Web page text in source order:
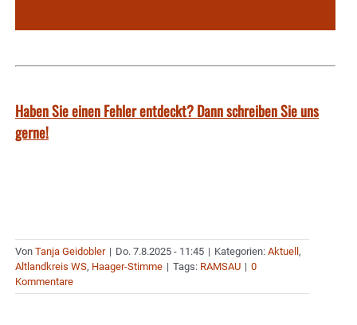
Haben Sie einen Fehler entdeckt? Dann schreiben Sie uns
gerne!
Von Tanja Geidobler | Do. 7.8.2025 - 11:45 | Kategorien: Aktuell ,
Altlandkreis WS, Haager-Stimme | Tags: RAMSAU | 0
Kommentare